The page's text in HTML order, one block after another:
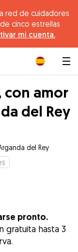
red de cuidadores
cinco estrellas
mi cuenta.
con amor
del Rey
del Rey
pronto.
gratuita hasta 3